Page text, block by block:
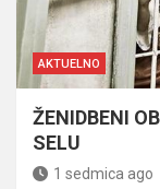
AKTUELNO
ŽENIDBENI
SELU
1 sedmica ago